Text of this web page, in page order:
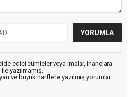
edici cümleler veya imalar, inançlara
yazılmamış,
ve büyük harflerle yazılmış yorumlar